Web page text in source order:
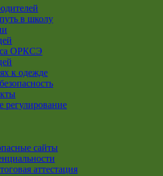
в школу
ОРКСЭ
к одежде
регулирование
сайты
аттестация